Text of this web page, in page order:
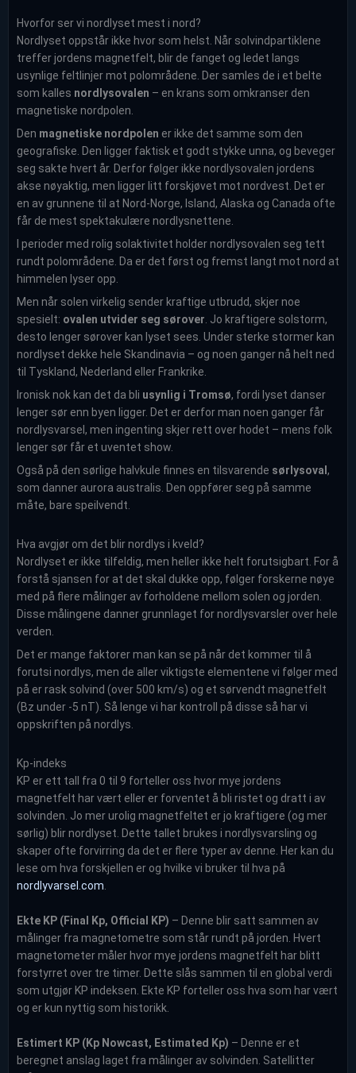
Hvorfor ser vi nordlyset mest i nord?
Nordlyset oppstår ikke hvor som helst. Når solvindpartiklene
treffer jordens magnetfelt, blir de fanget og ledet langs
usynlige feltlinjer mot polområdene. Der samles de i et belte
som kalles nordlysovalen – en krans som omkranser den
magnetiske nordpolen.
Den magnetiske nordpolen er ikke det samme som den
geografiske. Den ligger faktisk et godt stykke unna, og beveger
seg sakte hvert år. Derfor følger ikke nordlysovalen jordens
akse nøyaktig, men ligger litt forskjøvet mot nordvest. Det er
en av grunnene til at Nord-Norge, Island, Alaska og Canada ofte
får de mest spektakulære nordlysnettene.
I perioder med rolig solaktivitet holder nordlysovalen seg tett
rundt polområdene. Da er det først og fremst langt mot nord at
himmelen lyser opp.
Men når solen virkelig sender kraftige utbrudd, skjer noe
spesielt: ovalen utvider seg sørover. Jo kraftigere solstorm,
desto lenger sørover kan lyset sees. Under sterke stormer kan
nordlyset dekke hele Skandinavia – og noen ganger nå helt ned
til Tyskland, Nederland eller Frankrike.
Ironisk nok kan det da bli usynlig i Tromsø, fordi lyset danser
lenger sør enn byen ligger. Det er derfor man noen ganger får
nordlysvarsel, men ingenting skjer rett over hodet – mens folk
lenger sør får et uventet show.
Også på den sørlige halvkule finnes en tilsvarende sørlysoval ,
som danner aurora australis. Den oppfører seg på samme
måte, bare speilvendt.
Hva avgjør om det blir nordlys i kveld?
Nordlyset er ikke tilfeldig, men heller ikke helt forutsigbart. For å
forstå sjansen for at det skal dukke opp, følger forskerne nøye
med på flere målinger av forholdene mellom solen og jorden.
Disse målingene danner grunnlaget for nordlysvarsler over hele
verden.
Det er mange faktorer man kan se på når det kommer til å
forutsi nordlys, men de aller viktigste elementene vi følger med
på er rask solvind (over 500 km/s) og et sørvendt magnetfelt
(Bz under -5 nT). Så lenge vi har kontroll på disse så har vi
oppskriften på nordlys.
Kp-indeks
KP er ett tall fra 0 til 9 forteller oss hvor mye jordens
magnetfelt har vært eller er forventet å bli ristet og dratt i av
solvinden. Jo mer urolig magnetfeltet er jo kraftigere (og mer
sørlig) blir nordlyset. Dette tallet brukes i nordlysvarsling og
skaper ofte forvirring da det er flere typer av denne. Her kan du
lese om hva forskjellen er og hvilke vi bruker til hva på
nordlyvarsel.com.
Ekte KP (Final Kp, Official KP) – Denne blir satt sammen av
målinger fra magnetometre som står rundt på jorden. Hvert
magnetometer måler hvor mye jordens magnetfelt har blitt
forstyrret over tre timer. Dette slås sammen til en global verdi
som utgjør KP indeksen. Ekte KP forteller oss hva som har vært
og er kun nyttig som historikk.
Estimert KP (Kp Nowcast, Estimated Kp) – Denne er et
beregnet anslag laget fra målinger av solvinden. Satellitter